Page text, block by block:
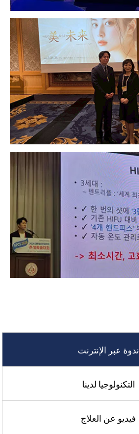
ندوة عبر الإنترنت
التكنولوجيا لدينا
فيديو عن العلاج